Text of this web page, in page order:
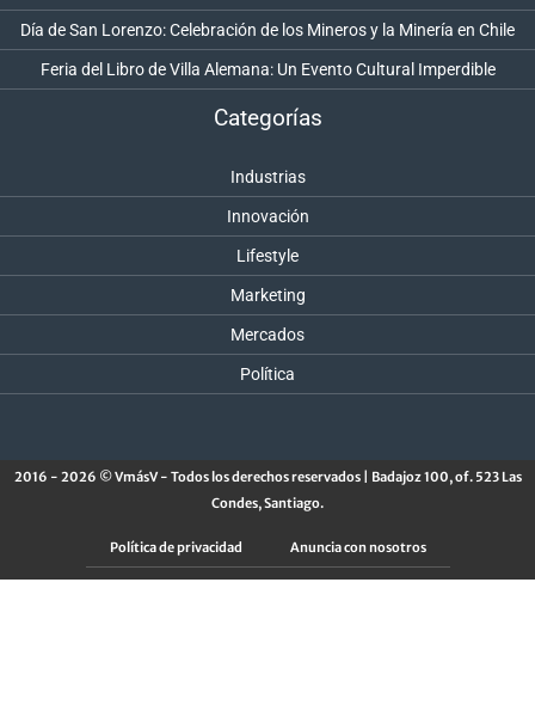
Día de San Lorenzo: Celebración de los Mineros y la Minería en Chile
Feria del Libro de Villa Alemana: Un Evento Cultural Imperdible
Categorías
Industrias
Innovación
Lifestyle
Marketing
Mercados
Política
2016 - 2026 © VmásV - Todos los derechos reservados | Badajoz 100, of. 523 Las
Condes, Santiago.
Política de privacidad Anuncia con nosotros